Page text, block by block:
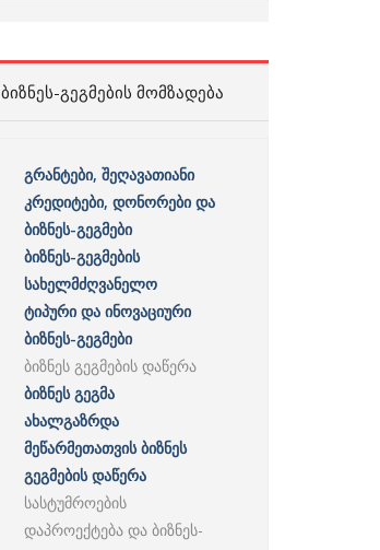
ᲑᲘᲖᲜᲔᲡ-ᲒᲔᲒᲛᲔᲑᲘᲡ ᲛᲝᲛᲖᲐᲓᲔᲑᲐ
გრანტები, შეღავათიანი
კრედიტები, დონორები და
ბიზნეს-გეგმები
ბიზნეს-გეგმების
სახელმძღვანელო
ტიპური და ინოვაციური
ბიზნეს-გეგმები
ბიზნეს გეგმების დაწერა
ბიზნეს გეგმა
ახალგაზრდა
მეწარმეთათვის ბიზნეს
გეგმების დაწერა
სასტუმროების
დაპროექტება და ბიზნეს-